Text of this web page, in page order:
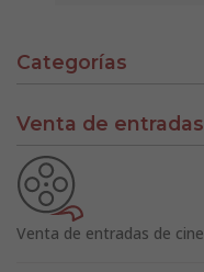
Categorías
Venta de entradas
Venta de entradas de cine